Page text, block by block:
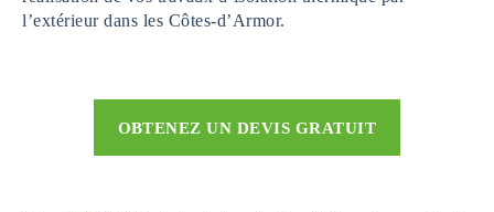
l’extérieur dans les Côtes-d’Armor.
OBTENEZ UN DEVIS GRATUIT